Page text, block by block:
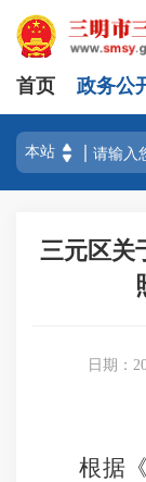
首页 政务公
三元区关
日期：
根据《